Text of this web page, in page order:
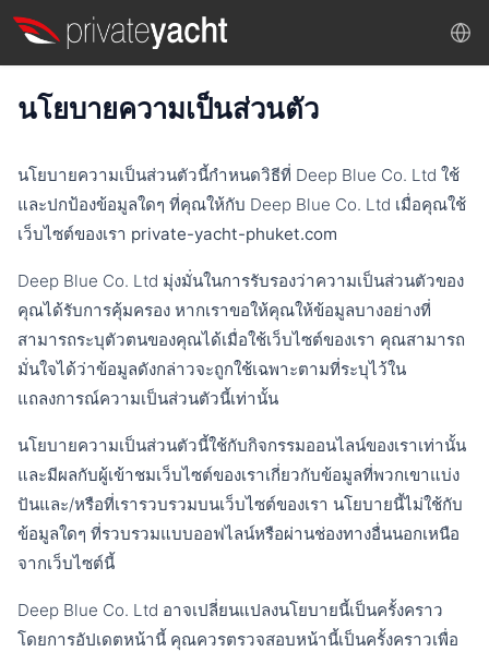
นโยบายความเป็นส่วนตัว
นโยบายความเป็นส่วนตัวนี้กำหนดวิธีที่ Deep Blue Co. Ltd ใช้
และปกป้องข้อมูลใดๆ ที่คุณให้กับ Deep Blue Co. Ltd เมื่อคุณใช้
เว็บไซต์ของเรา private-yacht-phuket.com
Deep Blue Co. Ltd มุ่งมั่นในการรับรองว่าความเป็นส่วนตัวของ
คุณได้รับการคุ้มครอง หากเราขอให้คุณให้ข้อมูลบางอย่างที่
สามารถระบุตัวตนของคุณได้เมื่อใช้เว็บไซต์ของเรา คุณสามารถ
มั่นใจได้ว่าข้อมูลดังกล่าวจะถูกใช้เฉพาะตามที่ระบุไว้ใน
แถลงการณ์ความเป็นส่วนตัวนี้เท่านั้น
นโยบายความเป็นส่วนตัวนี้ใช้กับกิจกรรมออนไลน์ของเราเท่านั้น
และมีผลกับผู้เข้าชมเว็บไซต์ของเราเกี่ยวกับข้อมูลที่พวกเขาแบ่ง
ปันและ/หรือที่เรารวบรวมบนเว็บไซต์ของเรา นโยบายนี้ไม่ใช้กับ
ข้อมูลใดๆ ที่รวบรวมแบบออฟไลน์หรือผ่านช่องทางอื่นนอกเหนือ
จากเว็บไซต์นี้
Deep Blue Co. Ltd อาจเปลี่ยนแปลงนโยบายนี้เป็นครั้งคราว
โดยการอัปเดตหน้านี้ คุณควรตรวจสอบหน้านี้เป็นครั้งคราวเพื่อ